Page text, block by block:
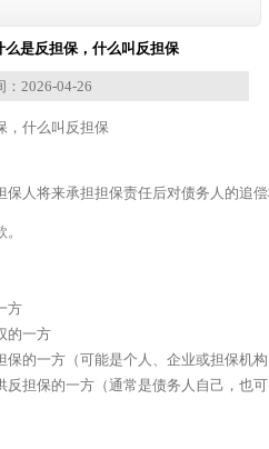
么是反担保，什么叫反担保
：2026-04-26
，什么叫反担保
保人将来承担担保责任后对债务人的
方
的一方
的一方（可能是个人、企业或担保机
反担保的一方（通常是债务人自己，也